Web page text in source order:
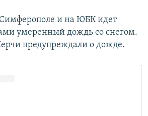
и на ЮБК идет
умеренный дождь со снегом.
предупреждали о дожде.